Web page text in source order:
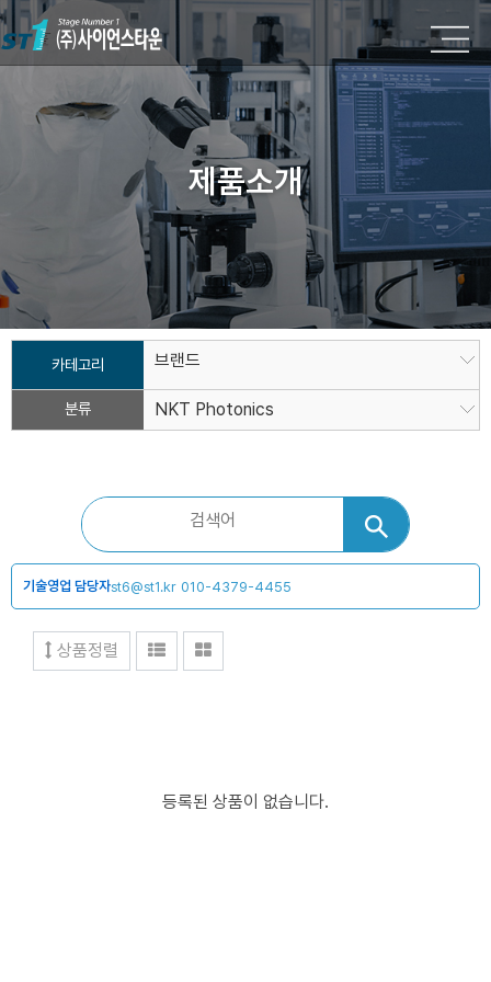
제품소개
카테고리 브랜드
분류 NKT Photonics
기술영업 담당자st6@st1.kr 010-4379-4455
상품정렬
등록된 상품이 없습니다.